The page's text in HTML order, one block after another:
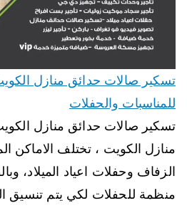
للمناسبات والحفلات
تسكير صالات حدائق منازل
منازل الكويت ، تختلف الاماكن
الزفاف وحفلات اعياد الميلاد،
منظمة للحفلات لكي يتم تنسيق